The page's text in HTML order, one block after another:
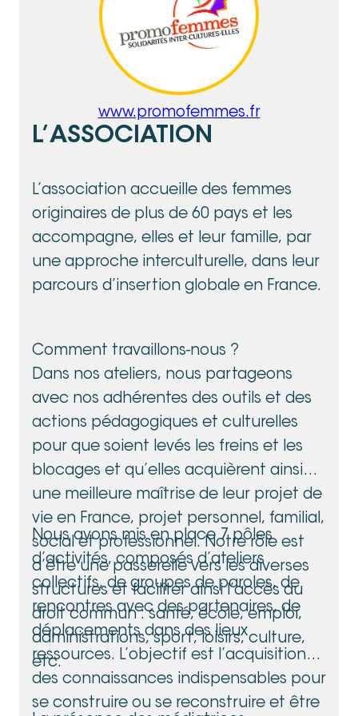
www.promofemmes.fr
L’ASSOCIATION
L’association accueille des femmes
originaires de plus de 60 pays et les
accompagne, elles et leur famille, par
une approche interculturelle, dans leur
parcours d’insertion globale en France.
Comment travaillons-nous ?
Dans nos ateliers, nous partageons
avec nos adhérentes des outils et des
actions pédagogiques et culturelles
pour que soient levés les freins et les
blocages et qu’elles acquièrent ainsi
une meilleure maîtrise de leur projet de
vie en France, projet personnel, familial,
social et professionnel. Notre rôle est
d’être une passerelle vers les diverses
structures et faciliter ainsi l’accès au
droit commun : santé, école, emploi,
administrations, sport, loisirs, culture,
etc.
Nous avons mis en place 7 pôles
d’activités, composés d’ateliers
collectifs, de groupes de paroles, de
rencontres avec des partenaires, de
déplacements dans des lieux
ressources. L’objectif est l’acquisition
des connaissances indispensables pour
se construire ou se reconstruire et être